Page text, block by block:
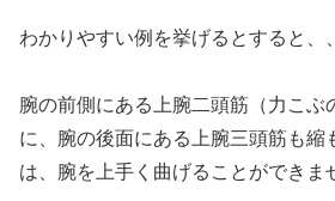
わかりやすい例を挙げるとすると、、
腕の前側にある上腕二頭筋（力こぶ
に、腕の後面にある上腕三頭筋も縮
は、腕を上手く曲げることができま